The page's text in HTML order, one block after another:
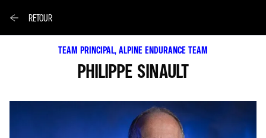
RETOUR
TEAM PRINCIPAL, ALPINE ENDURANCE TEAM
PHILIPPE SINAULT